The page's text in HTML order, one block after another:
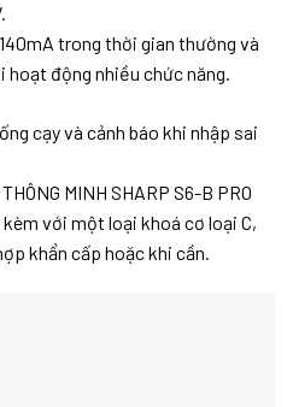
trong thời gian thường và
hoạt động nhiều chức năng.
cạy và cảnh báo khi nhập sai
MINH SHARP S6-B PRO
kèm với một loại khoá cơ loại C,
khẩn cấp hoặc khi cần.